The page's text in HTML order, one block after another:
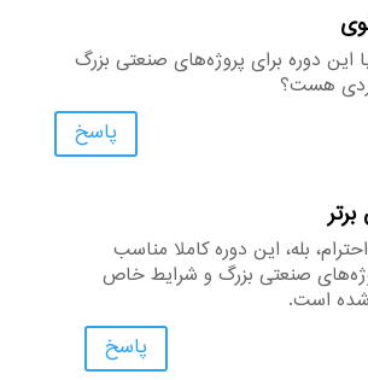
این دوره برای پروژه‌های صنعتی بزرگ
هست؟
پاسخ
بله، این دوره کاملاً مناسب
صنعتی بزرگ و شرایط خاص
است.
پاسخ